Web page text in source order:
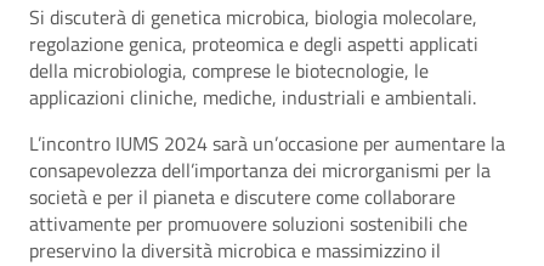
Si discuterà di genetica microbica, biologia molecolare,
regolazione genica, proteomica e degli aspetti applicati
della microbiologia, comprese le biotecnologie, le
applicazioni cliniche, mediche, industriali e ambientali.
L’incontro IUMS 2024 sarà un’occasione per aumentare la
consapevolezza dell’importanza dei microrganismi per la
società e per il pianeta e discutere come collaborare
attivamente per promuovere soluzioni sostenibili che
preservino la diversità microbica e massimizzino il